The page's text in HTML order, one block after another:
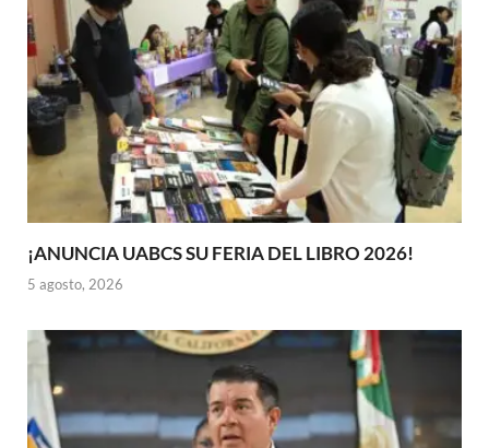
¡ANUNCIA UABCS SU FERIA DEL LIBRO 2026!
5 agosto, 2026